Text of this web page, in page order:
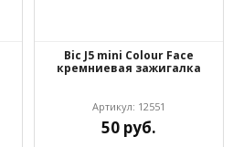
Bic J5 mini Colour Face
кремниевая зажигалка
Артикул: 12551
50 руб.